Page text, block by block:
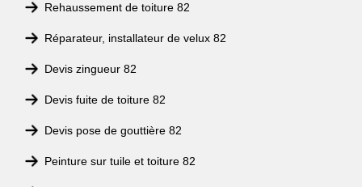
Rehaussement de toiture 82
Réparateur, installateur de velux 82
Devis zingueur 82
Devis fuite de toiture 82
Devis pose de gouttière 82
Peinture sur tuile et toiture 82